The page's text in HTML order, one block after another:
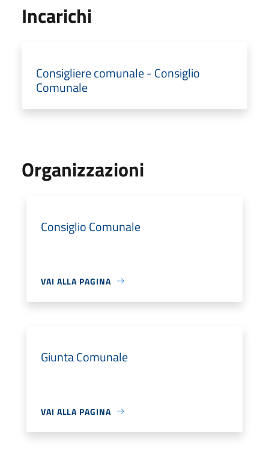
Incarichi
Consigliere comunale - Consiglio
Comunale
Organizzazioni
Consiglio Comunale
VAI ALLA PAGINA
Giunta Comunale
VAI ALLA PAGINA